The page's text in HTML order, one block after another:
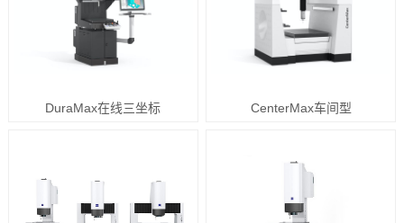
DuraMax在线三坐标 CenterMax车间型